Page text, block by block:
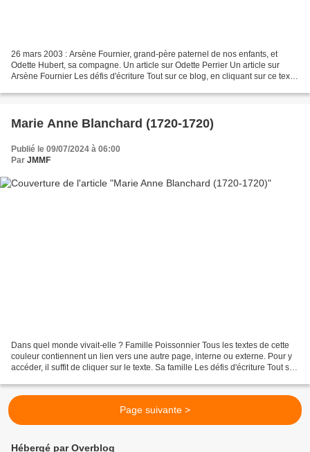
26 mars 2003 : Arsène Fournier, grand-père paternel de nos enfants, et
Odette Hubert, sa compagne. Un article sur Odette Perrier Un article sur
Arsène Fournier Les défis d'écriture Tout sur ce blog, en cliquant sur ce texte
Marie Anne Blanchard (1720-1720)
Publié le 09/07/2024 à 06:00
Par JMMF
Dans quel monde vivait-elle ? Famille Poissonnier Tous les textes de cette
couleur contiennent un lien vers une autre page, interne ou externe. Pour y
accéder, il suffit de cliquer sur le texte. Sa famille Les défis d'écriture Tout sur
Page suivante >
Hébergé par Overblog